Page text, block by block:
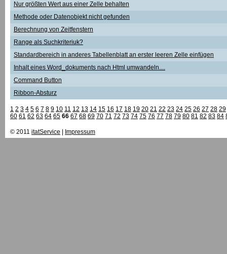
Nur größten Wert aus einer Zelle behalten
Methode oder Datenobjekt nicht gefunden
Berechnung von Zeitfenstern
Range als Suchkriteriuk?
Standardbereich in anderes Tabellenblatt an erster leeren Zelle einfügen
Inhalt eines Word_dokuments nach Html umwandeln....
Command Button
Ribbon-Absturz
1 2 3 4 5 6 7 8 9 10 11 12 13 14 15 16 17 18 19 20 21 22 23 24 25 26 27 28 29
60 61 62 63 64 65 66 67 68 69 70 71 72 73 74 75 76 77 78 79 80 81 82 83 84
© 2011 itatService Impressum